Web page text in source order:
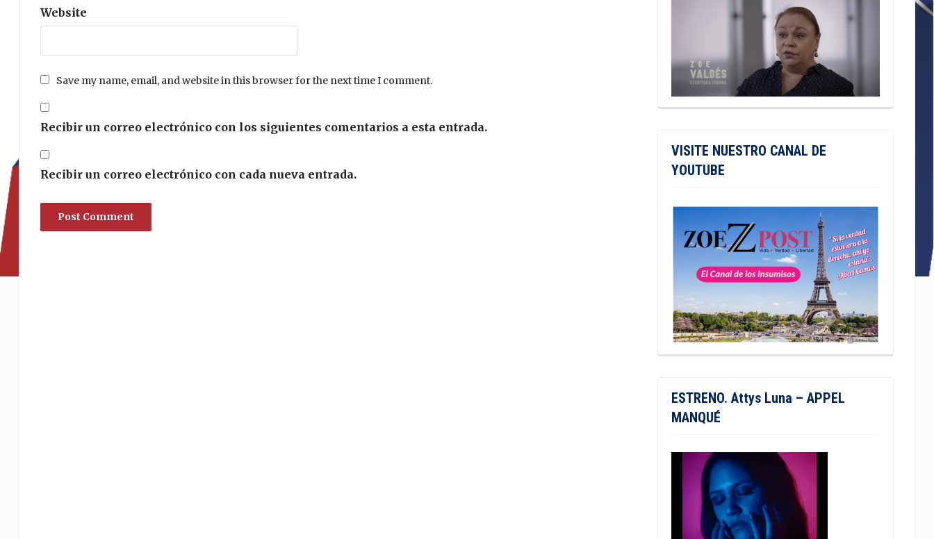
Website
Save my name, email, and website in this browser for the next time I comment.
Recibir un correo electrónico con los siguientes comentarios a esta entrada.
Recibir un correo electrónico con cada nueva entrada.
VISITE NUESTRO CANAL DE
YOUTUBE
ESTRENO. Attys Luna – APPEL
MANQUÉ